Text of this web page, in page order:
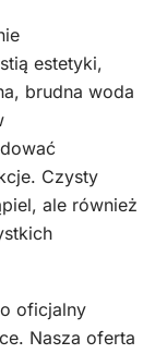
estetyki,
brudna woda
Czysty
ale również
oficjalny
Nasza oferta